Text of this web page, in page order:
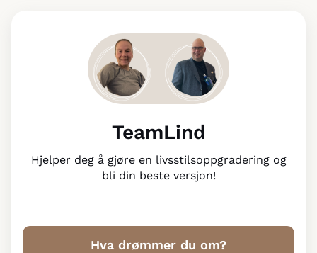
TeamLind
Hjelper deg å gjøre en livsstilsoppgradering og
bli din beste versjon!
Hva drømmer du om?